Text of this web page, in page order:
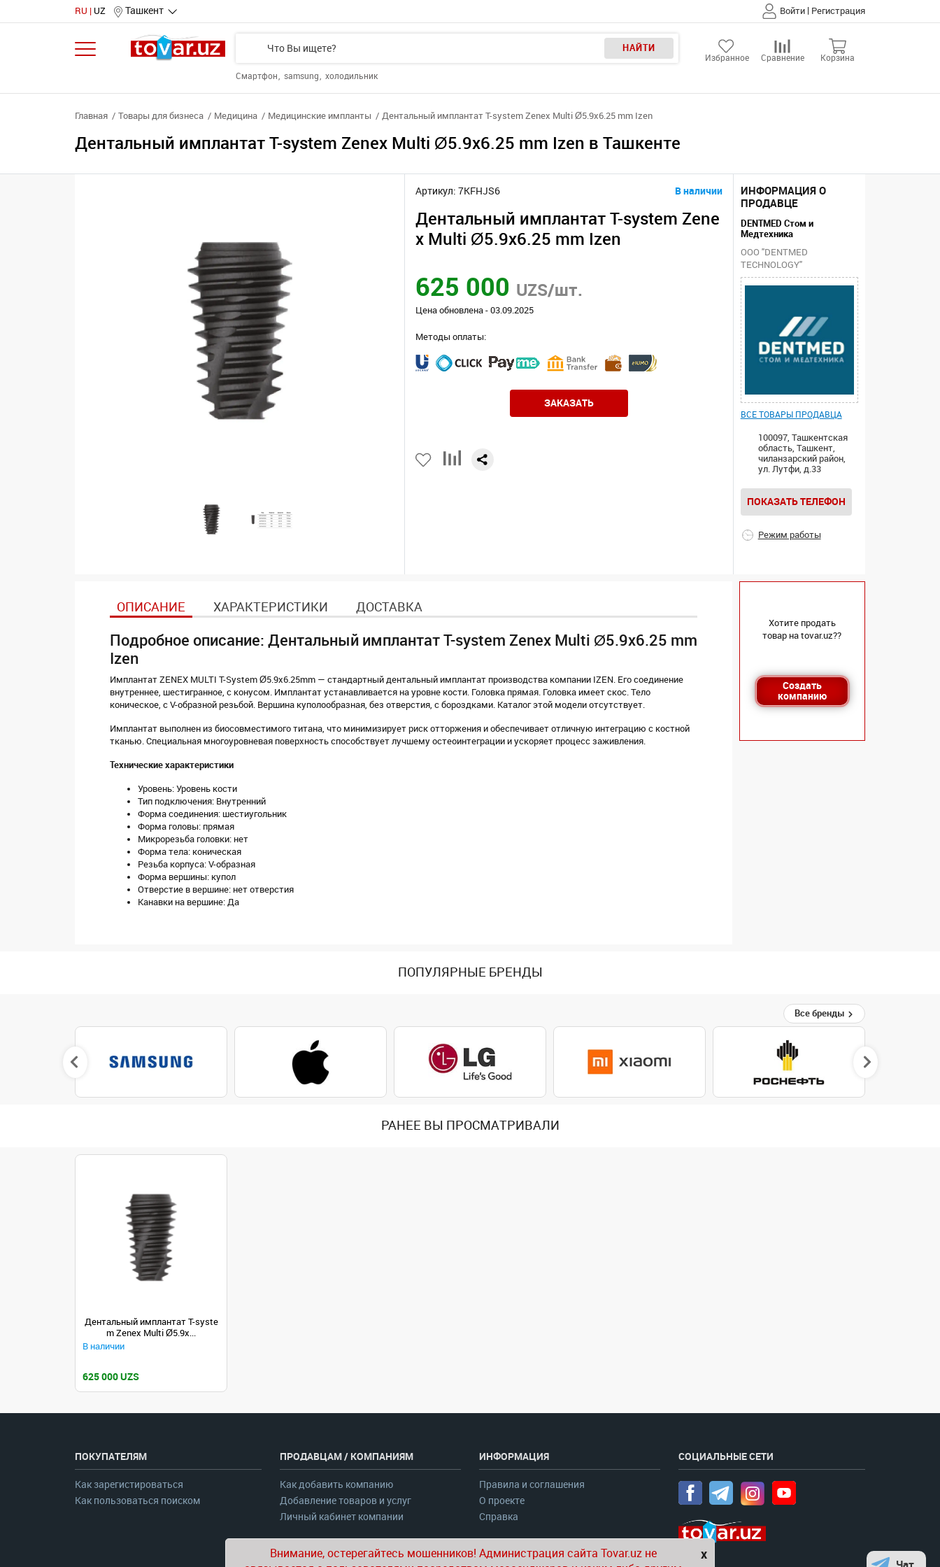
RU UZ Ташкент Войти | Регистрация
НАЙТИ
Смартфон samsung холодильник
Избранное Сравнение Корзина
Главная Товары для бизнеса Медицина Медицинские импланты Дентальный имплантат T-system Zenex Multi Ø5.9х6.25 mm Izen
Дентальный имплантат T-system Zenex Multi Ø5.9х6.25 mm Izen в Ташкенте
Артикул: 7KFHJS6 В наличии
Дентальный имплантат T-system Zene
x Multi Ø5.9х6.25 mm Izen
625 000 UZS/шт.
Цена обновлена - 03.09.2025
Методы оплаты:
ЗАКАЗАТЬ
ИНФОРМАЦИЯ О
ПРОДАВЦЕ
DENTMED Стом и
Медтехника
ООО "DENTMED
TECHNOLOGY"
ВСЕ ТОВАРЫ ПРОДАВЦА
100097, Ташкентская
область, Ташкент,
чиланзарский район,
ул. Лутфи, д.33
ПОКАЗАТЬ ТЕЛЕФОН
Режим работы
ОПИСАНИЕ ХАРАКТЕРИСТИКИ ДОСТАВКА
Подробное описание: Дентальный имплантат T-system Zenex Multi Ø5.9х6.25 mm
Izen
Имплантат ZENEX MULTI T-System Ø5.9х6.25mm — стандартный дентальный имплантат производства компании IZEN. Его соединение
внутреннее, шестигранное, с конусом. Имплантат устанавливается на уровне кости. Головка прямая. Головка имеет скос. Тело
коническое, с V-образной резьбой. Вершина куполообразная, без отверстия, с бороздками. Каталог этой модели отсутствует.
Имплантат выполнен из биосовместимого титана, что минимизирует риск отторжения и обеспечивает отличную интеграцию с костной
тканью. Специальная многоуровневая поверхность способствует лучшему остеоинтеграции и ускоряет процесс заживления.
Технические характеристики
Уровень: Уровень кости
Тип подключения: Внутренний
Форма соединения: шестиугольник
Форма головы: прямая
Микрорезьба головки: нет
Форма тела: коническая
Резьба корпуса: V-образная
Форма вершины: купол
Отверстие в вершине: нет отверстия
Канавки на вершине: Да
Хотите продать
товар на tovar.uz??
Создать
компанию
ПОПУЛЯРНЫЕ БРЕНДЫ
Все бренды
РАНЕЕ ВЫ ПРОСМАТРИВАЛИ
Дентальный имплантат T-syste
m Zenex Multi Ø5.9х...
В наличии
625 000 UZS
ПОКУПАТЕЛЯМ
Как зарегистироваться
Как пользоваться поиском
ПРОДАВЦАМ / КОМПАНИЯМ
Как добавить компанию
Добавление товаров и услуг
Личный кабинет компании
ИНФОРМАЦИЯ
Правила и соглашения
О проекте
Справка
СОЦИАЛЬНЫЕ СЕТИ
x
Внимание, остерегайтесь мошенников! Администрация сайта Tovar.uz не